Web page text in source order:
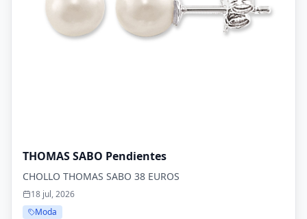
THOMAS SABO Pendientes
CHOLLO THOMAS SABO 38 EUROS
18 jul, 2026
Moda